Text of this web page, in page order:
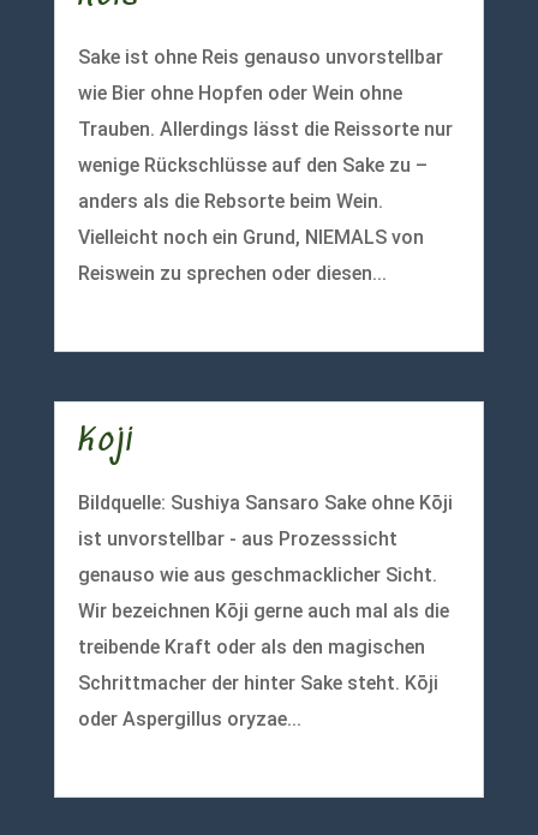
Sake ist ohne Reis genauso unvorstellbar
wie Bier ohne Hopfen oder Wein ohne
Trauben. Allerdings lässt die Reissorte nur
wenige Rückschlüsse auf den Sake zu –
anders als die Rebsorte beim Wein.
Vielleicht noch ein Grund, NIEMALS von
Reiswein zu sprechen oder diesen...
Koji
Bildquelle: Sushiya Sansaro Sake ohne Kōji
ist unvorstellbar - aus Prozesssicht
genauso wie aus geschmacklicher Sicht.
Wir bezeichnen Kōji gerne auch mal als die
treibende Kraft oder als den magischen
Schrittmacher der hinter Sake steht. Kōji
oder Aspergillus oryzae...